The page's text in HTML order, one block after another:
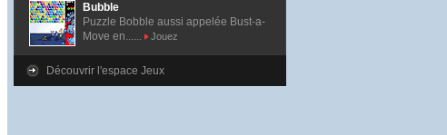
Bubble
Puzzle Bobble aussi appelée Bust-a-
Move en......
Jouez
Découvrir l'espace Jeux